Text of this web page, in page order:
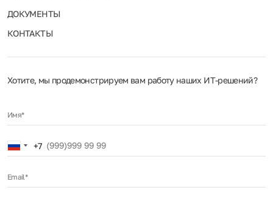
ДОКУМЕНТЫ
КОНТАКТЫ
Хотите, мы продемонстрируем вам работу наших ИТ‑решений?
Имя*
Russia
+7
+7
Email*